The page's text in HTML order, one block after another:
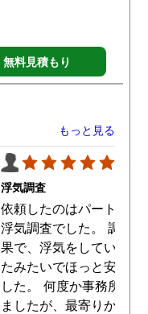
無料見積もり
もっと見る
浮気調査
依頼したのはパートナー
浮気調査でした。 調査
果で、浮気をしていなか
たみたいでほっと安心し
した。 何度か事務所に
ましたが、最寄りから徒